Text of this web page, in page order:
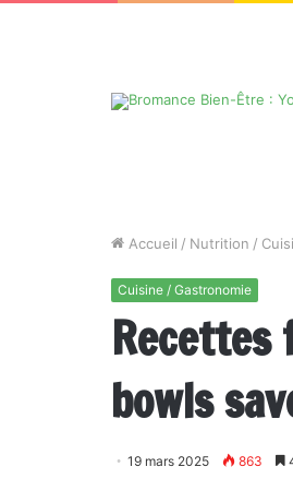
Accueil / Nutrition /
Cuisine / Gastronomie
Recettes
bowls
19 mars 2025 863